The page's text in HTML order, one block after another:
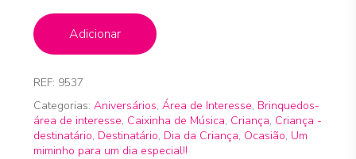
Adicionar
REF: 9537
Categorias: Aniversários, Área de Interesse, Brinquedos-
área de interesse, Caixinha de Música, Criança, Criança -
destinatário, Destinatário, Dia da Criança, Ocasião, Um
miminho para um dia especial!!